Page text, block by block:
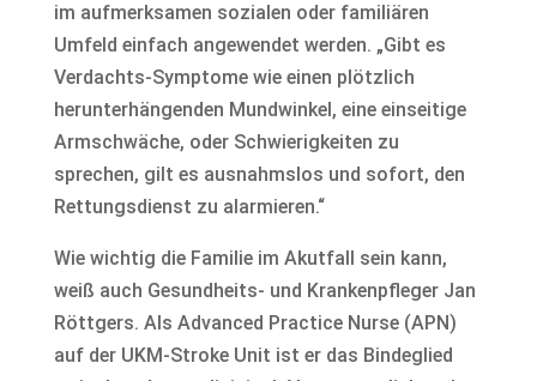
im aufmerksamen sozialen oder familiären
Umfeld einfach angewendet werden. „Gibt es
Verdachts-Symptome wie einen plötzlich
herunterhängenden Mundwinkel, eine einseitige
Armschwäche, oder Schwierigkeiten zu
sprechen, gilt es ausnahmslos und sofort, den
Rettungsdienst zu alarmieren.“
Wie wichtig die Familie im Akutfall sein kann,
weiß auch Gesundheits- und Krankenpfleger Jan
Röttgers. Als Advanced Practice Nurse (APN)
auf der UKM-Stroke Unit ist er das Bindeglied